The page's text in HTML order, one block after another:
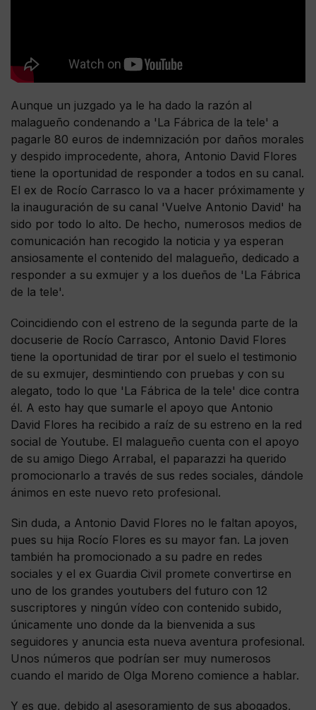
Aunque un juzgado ya le ha dado la razón al
malagueño condenando a 'La Fábrica de la tele' a
pagarle 80 euros de indemnización por daños morales
y despido improcedente, ahora, Antonio David Flores
tiene la oportunidad de responder a todos en su canal.
El ex de Rocío Carrasco lo va a hacer próximamente y
la inauguración de su canal 'Vuelve Antonio David' ha
sido por todo lo alto. De hecho, numerosos medios de
comunicación han recogido la noticia y ya esperan
ansiosamente el contenido del malagueño, dedicado a
responder a su exmujer y a los dueños de 'La Fábrica
de la tele'.
Coincidiendo con el estreno de la segunda parte de la
docuserie de Rocío Carrasco, Antonio David Flores
tiene la oportunidad de tirar por el suelo el testimonio
de su exmujer, desmintiendo con pruebas y con su
alegato, todo lo que 'La Fábrica de la tele' dice contra
él. A esto hay que sumarle el apoyo que Antonio
David Flores ha recibido a raíz de su estreno en la red
social de Youtube. El malagueño cuenta con el apoyo
de su amigo Diego Arrabal, el paparazzi ha querido
promocionarlo a través de sus redes sociales, dándole
ánimos en este nuevo reto profesional.
Sin duda, a Antonio David Flores no le faltan apoyos,
pues su hija Rocío Flores es su mayor fan. La joven
también ha promocionado a su padre en redes
sociales y el ex Guardia Civil promete convertirse en
uno de los grandes youtubers del futuro con 12
suscriptores y ningún vídeo con contenido subido,
únicamente uno donde da la bienvenida a sus
seguidores y anuncia esta nueva aventura profesional.
Unos números que podrían ser muy numerosos
cuando el marido de Olga Moreno comience a hablar.
Y es que, debido al asesoramiento de sus abogados,